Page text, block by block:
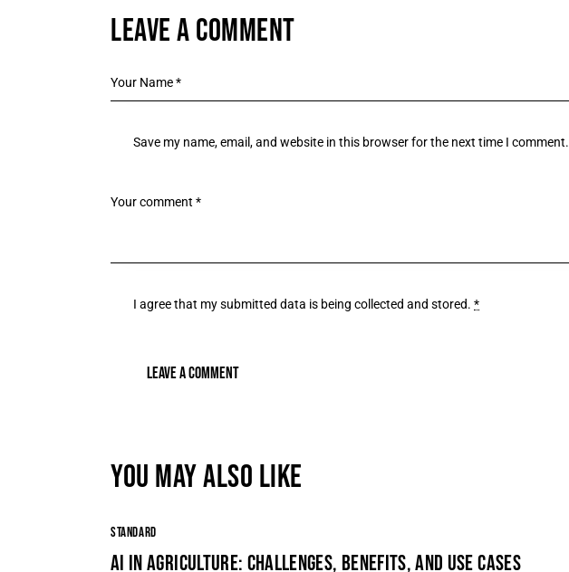
LEAVE A COMMENT
Save my name, email, and website in this browser for the next time I comment.
I agree that my submitted data is beingcollected and stored.*
YOU MAY ALSO LIKE
STANDARD
AI IN AGRICULTURE: CHALLENGES, BENEFITS, AND USE CASES